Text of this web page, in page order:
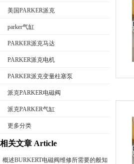
美国PARKER派克
parker气缸
PARKER派克马达
PARKER派克电机
PARKER派克变量柱塞泵
派克PARKER电磁阀
派克PARKER气缸
更多分类
相关文章 Article
概述BURKERT电磁阀维修所需要的般知